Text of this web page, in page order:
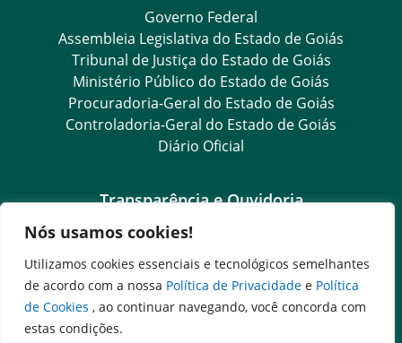
Nós usamos cookies!
Utilizamos cookies essenciais e tecnológicos semelhantes
de acordo com a nossa Política de Privacidade e Política
de Cookies , ao continuar navegando, você concorda com
estas condições.
Governo Federal
Assembleia Legislativa do Estado de Goiás
Tribunal de Justiça do Estado de Goiás
Ministério Público do Estado de Goiás
Procuradoria-Geral do Estado de Goiás
Controladoria-Geral do Estado de Goiás
Diário Oficial
Transparência e Ouvidoria
LGPD
Goiás Transparência
Dados Abertos Goiás
SIC – Serviço de Informação ao Cidadão
e-SIC – Serviço Eletrônico de Informação ao Cidadão